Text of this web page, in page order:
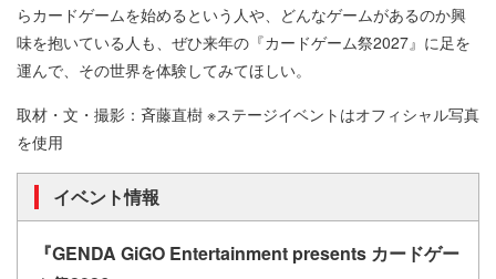
らカードゲームを始めるという人や、どんなゲームがあるのか興
味を抱いている人も、ぜひ来年の『カードゲーム祭2027』に足を
運んで、その世界を体験してみてほしい。
取材・文・撮影：斉藤直樹 ※ステージイベントはオフィシャル写真
を使用
イベント情報
『GENDA GiGO Entertainment presents カードゲー